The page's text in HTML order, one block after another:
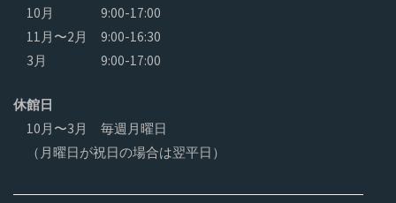
10月
9:00-17:00
11月〜2月
9:00-16:30
3月
9:00-17:00
休館日
10月〜3月 毎週月曜日
（月曜日が祝日の場合は翌平日）